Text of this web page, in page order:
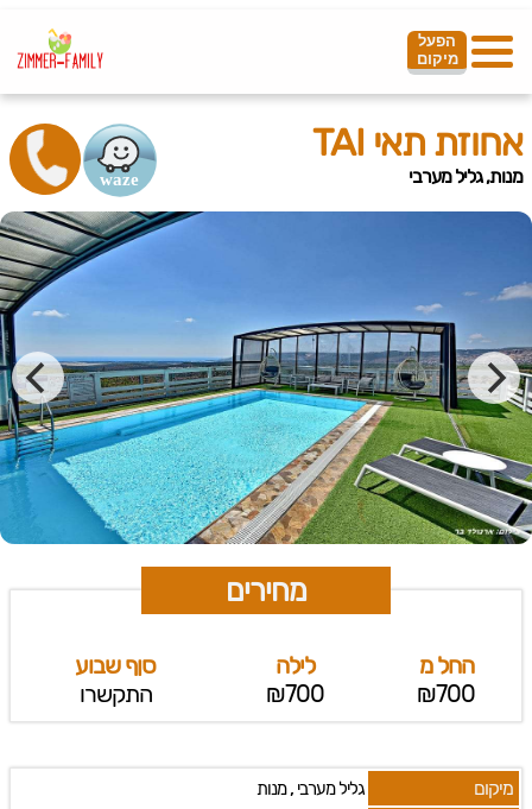
הפעל
מיקום
אחוזת תאי TAI
מנות, גליל מערבי
מחירים
החל מ
₪700
לילה
₪700
סןף שבוע
התקשרו
מיקום גליל מערבי,מנות